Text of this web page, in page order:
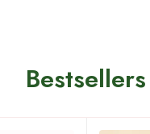
Bestsellers